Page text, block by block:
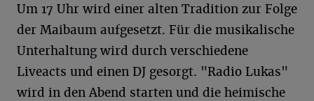
Um 17 Uhr wird einer alten Tradition zur Folge
der Maibaum aufgesetzt. Für die musikalische
Unterhaltung wird durch verschiedene
Liveacts und einen DJ gesorgt. "Radio Lukas"
wird in den Abend starten und die heimische